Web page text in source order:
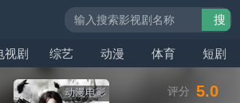
视剧 综艺 动漫 体育 短剧
搜
动漫电影 评分 5.0